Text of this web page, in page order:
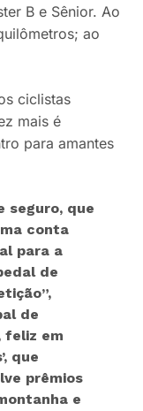
B e Sênior. Ao
ao
ciclistas
mais é
para amantes
seguro, que
conta
para a
de
de
feliz em
que
prêmios
e